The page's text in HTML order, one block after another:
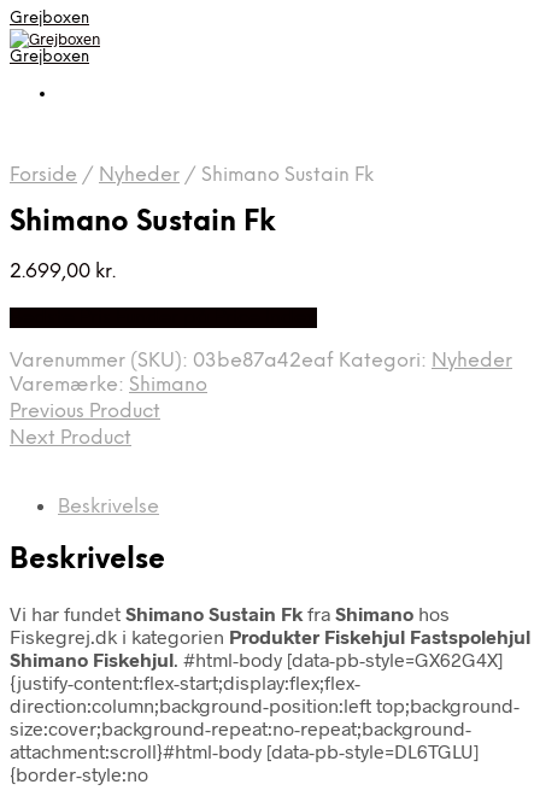
Grejboxen
Grejboxen
Forside / Nyheder / Shimano Sustain Fk
Shimano Sustain Fk
2.699,00 kr.
Varenummer (SKU): 03be87a42eaf Kategori: Nyheder
Varemærke: Shimano
Previous Product
Next Product
Beskrivelse
Beskrivelse
Vi har fundet Shimano Sustain Fk fra Shimano hos
Fiskegrej.dk i kategorien Produkter Fiskehjul Fastspolehjul
Shimano Fiskehjul. #html-body [data-pb-style=GX62G4X]
{justify-content:flex-start;display:flex;flex-
direction:column;background-position:left top;background-
size:cover;background-repeat:no-repeat;background-
attachment:scroll}#html-body [data-pb-style=DL6TGLU]
{border-style:no